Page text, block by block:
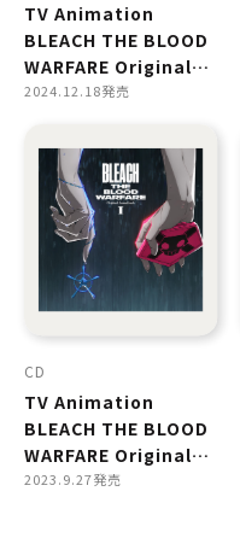
TV Animation
BLEACH THE BLOOD
WARFARE Original
Soundtrack Ⅱ
2024.12.18発売
CD
TV Animation
BLEACH THE BLOOD
WARFARE Original
Soundtrack Ⅰ
2023.9.27発売